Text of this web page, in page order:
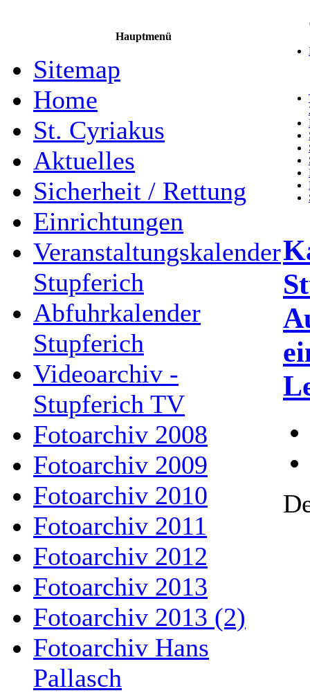
Hauptmenü
Sitemap
Home
St. Cyriakus
Aktuelles
Sicherheit / Rettung
Einrichtungen
Veranstaltungskalender
Stupferich
Abfuhrkalender
Stupferich
Videoarchiv -
Stupferich TV
Fotoarchiv 2008
Fotoarchiv 2009
Fotoarchiv 2010
Fotoarchiv 2011
Fotoarchiv 2012
Fotoarchiv 2013
Fotoarchiv 2013 (2)
Fotoarchiv Hans
Pallasch